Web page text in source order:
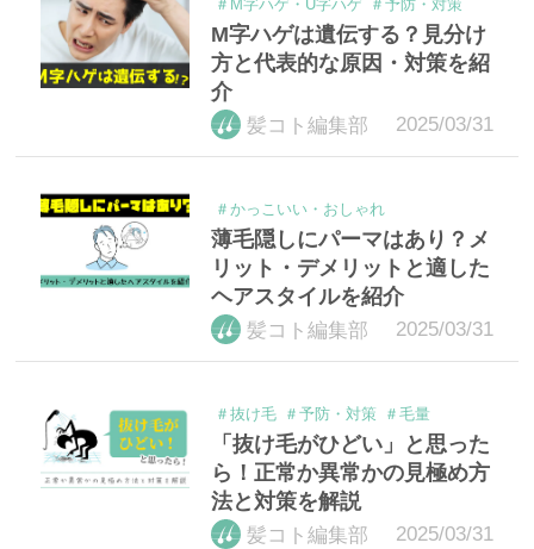
＃M字ハゲ・U字ハゲ ＃予防・対策
M字ハゲは遺伝する？見分け
方と代表的な原因・対策を紹
介
髪コト編集部
2025/03/31
＃かっこいい・おしゃれ
薄毛隠しにパーマはあり？メ
リット・デメリットと適した
ヘアスタイルを紹介
髪コト編集部
2025/03/31
＃抜け毛 ＃予防・対策 ＃毛量
「抜け毛がひどい」と思った
ら！正常か異常かの見極め方
法と対策を解説
髪コト編集部
2025/03/31